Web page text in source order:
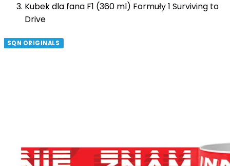
Kubek dla fana F1 (360 ml) Formuły 1 Surviving to
Drive
SQN ORIGINALS